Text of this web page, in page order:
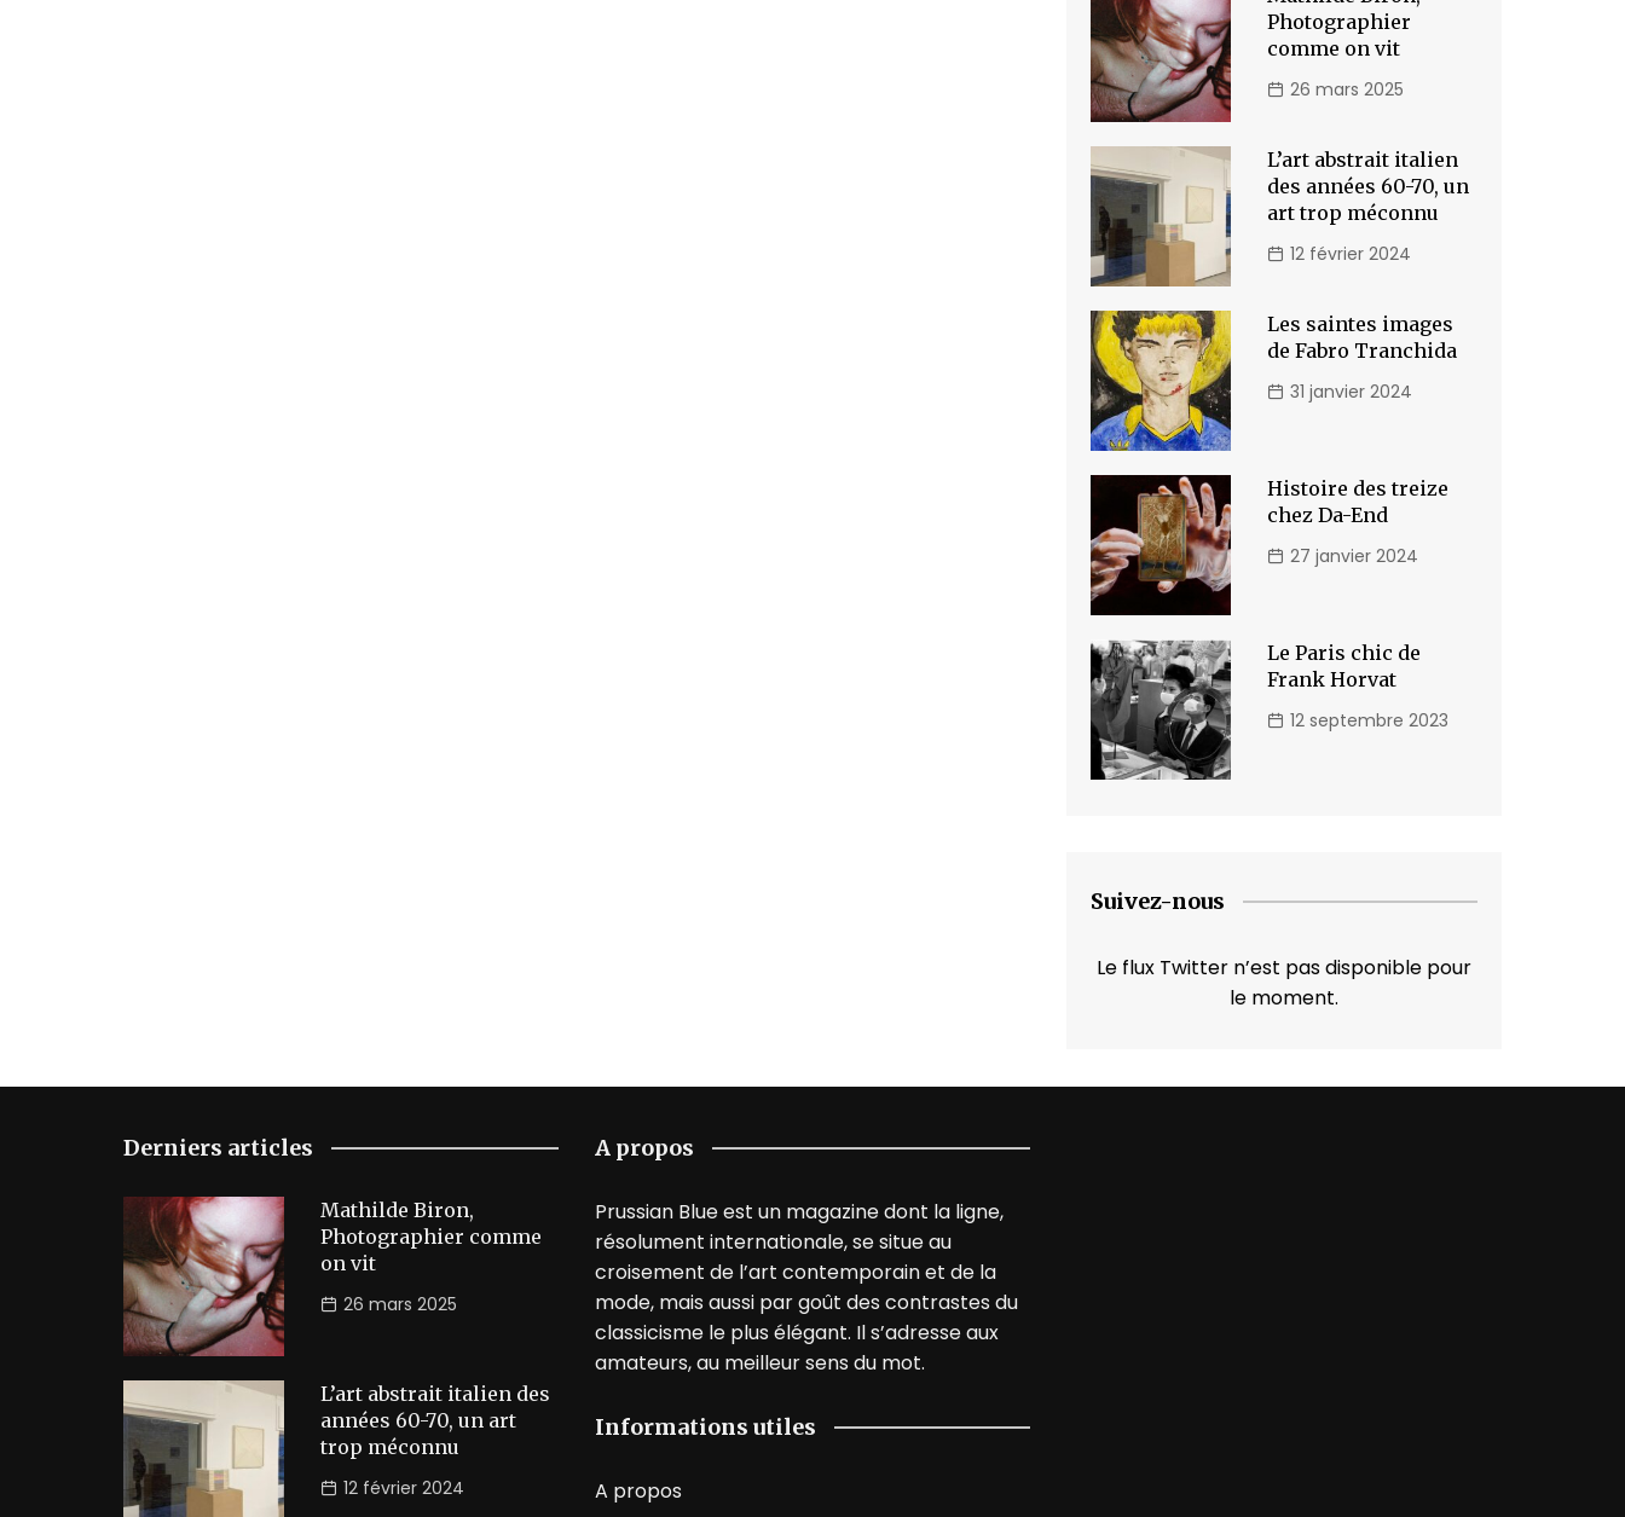
Photographier
comme on vit
26 mars 2025
L’art abstrait italien
des années 60-70, un
art trop méconnu
12 février 2024
Les saintes images
de Fabro Tranchida
31 janvier 2024
Histoire des treize
chez Da-End
27 janvier 2024
Le Paris chic de
Frank Horvat
12 septembre 2023
Suivez-nous
Le flux Twitter n’est pas disponible pour
le moment.
Derniers articles
Mathilde Biron,
Photographier comme
on vit
26 mars 2025
L’art abstrait italien des
années 60-70, un art
trop méconnu
12 février 2024
A propos
Prussian Blue est un magazine dont la ligne,
résolument internationale, se situe au
croisement de l’art contemporain et de la
mode, mais aussi par goût des contrastes du
classicisme le plus élégant. Il s’adresse aux
amateurs, au meilleur sens du mot.
Informations utiles
A propos